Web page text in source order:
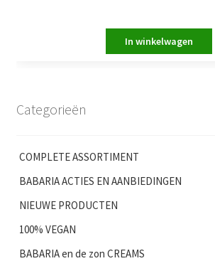
Categorieën
COMPLETE ASSORTIMENT
BABARIA ACTIES EN AANBIEDINGEN
NIEUWE PRODUCTEN
100% VEGAN
BABARIA en de zon CREAMS